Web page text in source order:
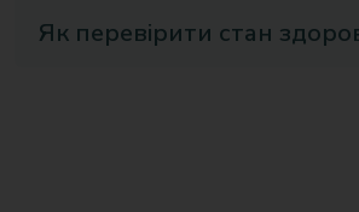
Як перевірити стан